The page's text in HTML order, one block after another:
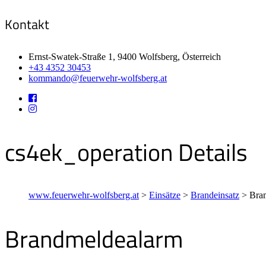
Kontakt
Ernst-Swatek-Straße 1, 9400 Wolfsberg, Österreich
+43 4352 30453
kommando@feuerwehr-wolfsberg.at
cs4ek_operation Details
www.feuerwehr-wolfsberg.at > Einsätze > Brandeinsatz >
Brandmeldealarm